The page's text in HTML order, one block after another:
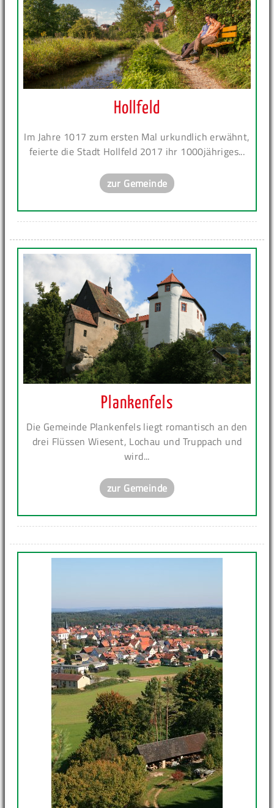
Hollfeld
Im Jahre 1017 zum ersten Mal urkundlich erwähnt,
feierte die Stadt Hollfeld 2017 ihr 1000jähriges...
zur Gemeinde
Plankenfels
Die Gemeinde Plankenfels liegt romantisch an den
drei Flüssen Wiesent, Lochau und Truppach und
wird...
zur Gemeinde